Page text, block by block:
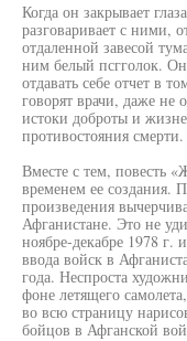
Когда он закрывает
разговаривает с ними,
отдаленной завесой
ним белый псгголок. Он
отдавать себе отчет в
говорят врачи, даже не
истоки доброты и
противостояния смерти.
Вместе с тем, повесть
временем ее создания.
произведения
Афганистане. Это не
ноябре-декабре 1978 г.
ввода войск в
года. Неспроста
фоне летящего
во всю страницу
бойцов в Афганской